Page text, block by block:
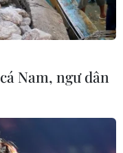
Nam, ngư dân